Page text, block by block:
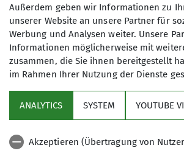
Die reifen Berger sind
der DAV Sektion Ebingen.
Gegründet wurde sie um
Woche Wanderungen
Mittlerweilen ist ein
Event bzw. eine
hinzugekommen.
Hier besteht die
ältere Mitgliedern auch am
Sektionsleben teilnehmen
Anmeldung
Gerhard Sautter, 07433-3227
gerhardsautter@t-online.de
(sinnvoll, wegen
Außerdem geben wir Informationen zu
unserer Website an unsere Partner für
Werbung und Analysen weiter. Unsere
Informationen möglicherweise mit
zusammen, die Sie ihnen bereitgestellt
im Rahmen Ihrer Nutzung der Dienste
ANALYTICS SYSTEM YOUTUBE
Akzeptieren (Übertragung von